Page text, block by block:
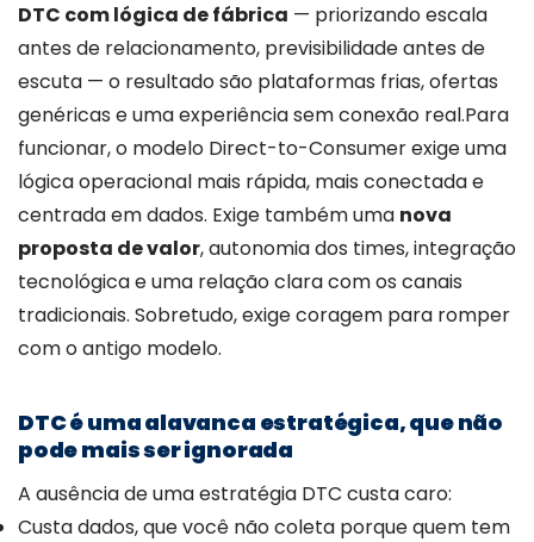
DTC com lógica de fábrica — priorizando escala
antes de relacionamento, previsibilidade antes de
escuta — o resultado são plataformas frias, ofertas
genéricas e uma experiência sem conexão real.Para
funcionar, o modelo Direct-to-Consumer exige uma
lógica operacional mais rápida, mais conectada e
centrada em dados. Exige também uma nova
proposta de valor, autonomia dos times, integração
tecnológica e uma relação clara com os canais
tradicionais. Sobretudo, exige coragem para romper
com o antigo modelo.
DTC é uma alavanca estratégica, que não
pode mais ser ignorada
A ausência de uma estratégia DTC custa caro:
Custa dados, que você não coleta porque quem tem